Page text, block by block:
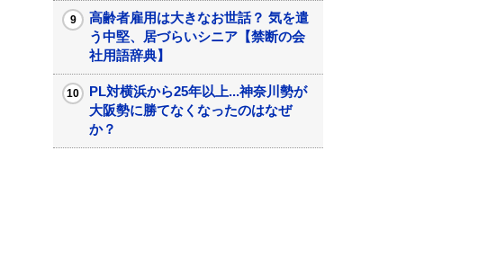
高齢者雇用は大きなお世話？ 気を遣
う中堅、居づらいシニア【禁断の会
社用語辞典】
PL対横浜から25年以上...神奈川勢が
大阪勢に勝てなくなったのはなぜ
か？